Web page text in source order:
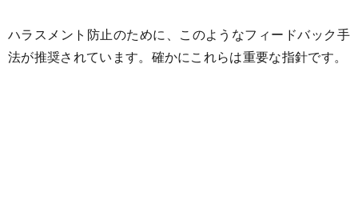
ハラスメント防止のために、このようなフィードバック手
法が推奨されています。確かにこれらは重要な指針です。